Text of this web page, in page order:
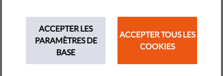
judiciaire ? Pourquoi des
tribunaux indépendants sont-ils
essentiels pour toute
démocratie ?
ACCEPTER LES
PARAMÈTRES DE
BASE
ACCEPTER TOUS LES
COOKIES